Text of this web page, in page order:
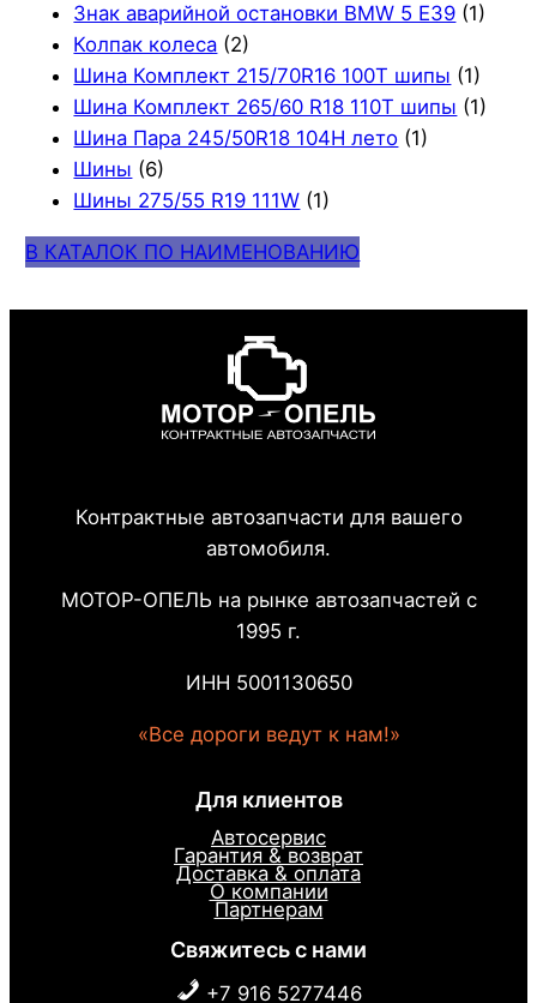
Знак аварийной остановки BMW 5 E39 (1)
Колпак колеса (2)
Шина Комплект 215/70R16 100T шипы (1)
Шина Комплект 265/60 R18 110T шипы (1)
Шина Пара 245/50R18 104H лето (1)
Шины (6)
Шины 275/55 R19 111W (1)
В КАТАЛОК ПО НАИМЕНОВАНИЮ
Контрактные автозапчасти для вашего
автомобиля.
МОТОР-ОПЕЛЬ на рынке автозапчастей с
1995 г.
ИНН 5001130650
«Все дороги ведут к нам!»
Для клиентов
Автосервис
Гарантия & возврат
Доставка & оплата
О компании
Партнерам
Свяжитесь с нами
+7 916 5277446